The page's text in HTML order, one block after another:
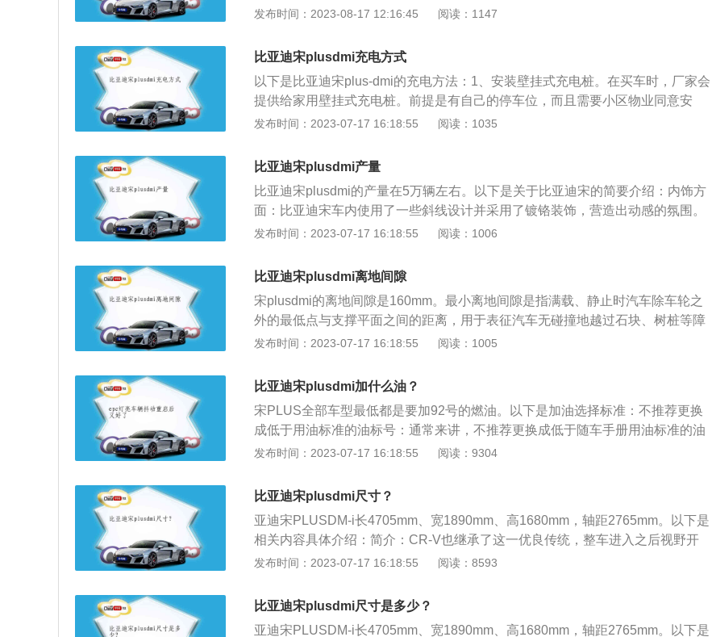
芯、火花塞每22500km需要进行更换；制动液每40000km需要进行更换。值得注
约，到店不用等，非常方便。首保需更换机油及机油滤清器，保养开始前，售后
顾问会对车辆进行登记检查，并开具《比亚迪汽车服务店车辆环检问诊单》和派
工单交由车主签字确认。在车辆保养期间，车主既可以在休息区娱乐喝茶，也可
以进入维修车间，享受高度透明的售后服务，整个过程大概需要半个小时。
发布时间：2023-08-17 12:16:45 阅读：1147
比亚迪宋plusdmi充电方式
以下是比亚迪宋plus-dmi的充电方法：1、安装壁挂式充电桩。在买车时，厂家会
提供给家用壁挂式充电桩。前提是有自己的停车位，而且需要小区物业同意安
装。壁挂式充电桩的充电功率为3.3KW。实际使用中，充电功率在3kw上下。2、
桩。比亚迪宋plus-dmi混动汽车型号不支持直流快充。在查找公共充电桩时，要
找交流充电桩，一定不要找直流充电桩，不然开过去也不一定能充电。3、使用
随车充电器。在买车时，厂家会赠送一把便携式家用随车充电器。直接插220V家
用插座即可充电，不过实际充电功率只有1.5KW上下。使用随车充电器，从0到
充满电的时间是11.3小时。比亚迪宋plusdmi的特点比亚迪宋PLUSDM-i侧身方面
装饰条，风格偏向简约化。
发布时间：2023-07-17 16:18:55 阅读：1035
比亚迪宋plusdmi产量
比亚迪宋plusdmi的产量在5万辆左右。以下是关于比亚迪宋的简要介绍：内饰方
面：比亚迪宋车内使用了一些斜线设计并采用了镀铬装饰，营造出动感的氛围。
车内方向盘底部标有红色的宋字，彰显着这款车的身份。动力方面：比亚迪宋使
在前后桥的位置，以此来实现四驱。据悉，该车在纯电动模式下的最大续航为70
公里，其0至100公里加速时间为4.9秒。按照542战略的定义，这款车的油耗应该
不会超过2L\u002F100km。
发布时间：2023-07-17 16:18:55 阅读：1006
比亚迪宋plusdmi离地间隙
宋plusdmi的离地间隙是160mm。最小离地间隙是指满载、静止时汽车除车轮之
外的最低点与支撑平面之间的距离，用于表征汽车无碰撞地越过石块、树桩等障
碍物的能力。关于比亚迪宋plusdmi的优点：1.加速较为线性，提速较快。2.座椅
纯平。5.具有车载卡拉ok功能和外部放电功能。6.前排双层玻璃，静音性能好。
宋plusdmi是比亚迪旗下的一辆紧凑型suv。这一款车的长宽高分别是4705、189
0、1680mm，轴距为2765mm。搭载一款1.5升涡轮增压发动机。最大功率是136
kw，最大扭矩为288牛米，这款发动机可以在5500转每分钟时输出最大功率，可
以在1500到3700转每分钟时输出最大扭矩。这款发动机配备缸内直喷技术，而且
用麦弗逊独立悬架，后悬架使用多连杆独立悬架。
发布时间：2023-07-17 16:18:55 阅读：1005
比亚迪宋plusdmi加什么油？
宋PLUS全部车型最低都是要加92号的燃油。以下是加油选择标准：不推荐更换
成低于用油标准的油标号：通常来讲，不推荐更换成低于随车手册用油标准的油
标号。因为更换低标号油后，可能会使汽油提前燃烧，引起发动机爆震，再加上
出现车辆动力下降、油耗升高等情况。性能选择：在意机油长效性，可选择美孚
机油；注重机油对发动机的清洁，可以使用壳牌润滑油；需要强油膜韧性的润滑
油。
发布时间：2023-07-17 16:18:55 阅读：9304
比亚迪宋plusdmi尺寸？
亚迪宋PLUSDM-i长4705mm、宽1890mm、高1680mm，轴距2765mm。以下是
相关内容具体介绍：简介：CR-V也继承了这一优良传统，整车进入之后视野开
阔，腿部和头部空间都非常宽裕。优势：宋PLUSDM-i尺寸上先天就占优势，而
如后排两辆车都支持角度调整功能，但宋PLUSDM-i的调整幅度明显要更大，更
发布时间：2023-07-17 16:18:55 阅读：8593
比亚迪宋plusdmi尺寸是多少？
亚迪宋PLUSDM-i长4705mm、宽1890mm、高1680mm，轴距2765mm。以下是